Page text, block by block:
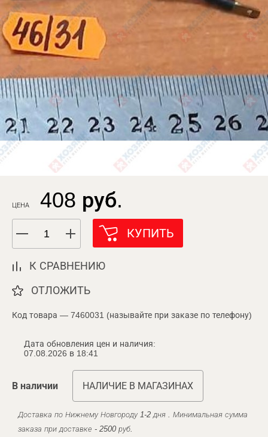
ЦЕНА 408 руб.
КУПИТЬ
К СРАВНЕНИЮ
ОТЛОЖИТЬ
Код товара — 7460031 (называйте при заказе по телефону)
Дата обновления цен и наличия:
07.08.2026 в 18:41
В наличии НАЛИЧИЕ В МАГАЗИНАХ
Доставка по Нижнему Новгороду 1-2 дня . Минимальная сумма
заказа при доставке - 2500 руб.